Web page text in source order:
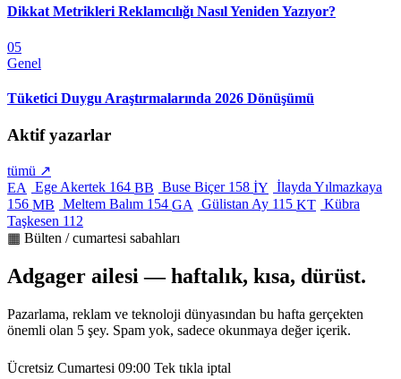
Dikkat Metrikleri Reklamcılığı Nasıl Yeniden Yazıyor?
05
Genel
Tüketici Duygu Araştırmalarında 2026 Dönüşümü
Aktif yazarlar
tümü ↗
EA
Ege Akertek 164 BB Buse Biçer 158 İY İlayda Yılmazkaya
156 MB Meltem Balım 154 GA Gülistan Ay 115 KT Kübra
Taşkesen 112
▦ Bülten / cumartesi sabahları
Adgager ailesi — haftalık, kısa, dürüst.
Pazarlama, reklam ve teknoloji dünyasından bu hafta gerçekten
önemli olan 5 şey. Spam yok, sadece okunmaya değer içerik.
Ücretsiz Cumartesi 09:00 Tek tıkla iptal